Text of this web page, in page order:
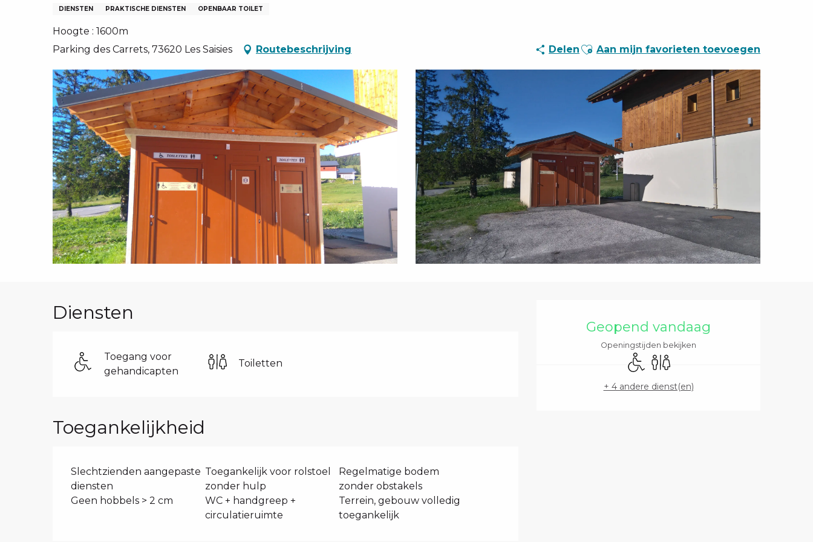
GROEPEN, ONDERNEMINGSRADEN
DIENSTEN PRAKTISCHE DIENSTEN OPENBAAR TOILET
Hoogte : 1600m
Parking des Carrets, 73620 Les Saisies
Routebeschrijving Delen Ajouter aux favoris
Aan mijn favorieten toevoegen
Openingstijden en
Geopend vandaag
Openingstijden bekijken
Toegang voor gehandicapten
Toiletten
+ 4 andere dienst(en)
Diensten
Toegang voor
gehandicapten
Toiletten
Toegankelijkheid
Slechtzienden aangepaste
diensten
Toegankelijk voor rolstoel
zonder hulp
Regelmatige bodem
zonder obstakels
Geen hobbels > 2 cm
WC + handgreep +
circulatieruimte
Terrein, gebouw volledig
toegankelijk